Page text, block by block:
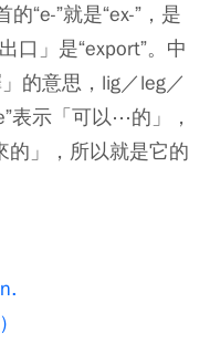
“e-”就是“ex-”，是
口」是“export”。中
的意思，lig／leg／
表示「可以⋯的」，
的」，所以就是它的